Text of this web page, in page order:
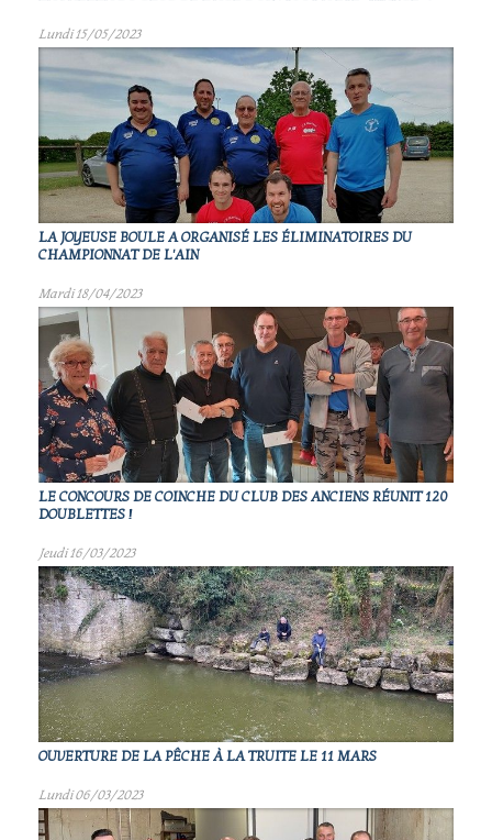
Lundi 15/05/2023
LA JOYEUSE BOULE A ORGANISÉ LES ÉLIMINATOIRES DU
CHAMPIONNAT DE L'AIN
Mardi 18/04/2023
LE CONCOURS DE COINCHE DU CLUB DES ANCIENS RÉUNIT 120
DOUBLETTES !
Jeudi 16/03/2023
OUVERTURE DE LA PÊCHE À LA TRUITE LE 11 MARS
Lundi 06/03/2023